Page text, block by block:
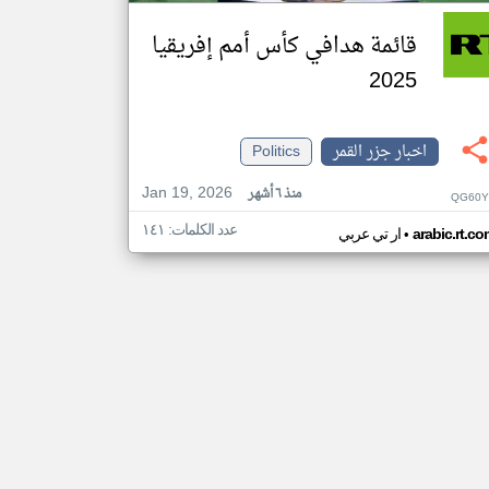
قائمة هدافي كأس أمم إفريقيا
2025
اخبار جزر القمر
Politics
Jan 19, 2026
منذ ٦ أشهر
ار تي عربي• عدد الكلمات: ١٤١